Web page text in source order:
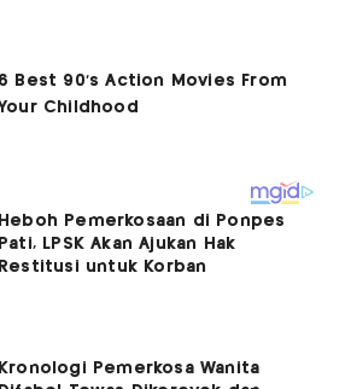
Heboh Pemerkosaan di Ponpes
Pati, LPSK Akan Ajukan Hak
Restitusi untuk Korban
Kronologi Pemerkosa Wanita